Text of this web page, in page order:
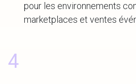
pour les environnements
marketplaces et ventes
4